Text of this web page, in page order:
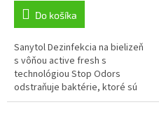
Do košíka
Sanytol Dezinfekcia na bielizeň
s vôňou active fresh s
technológiou Stop Odors
odstraňuje baktérie, ktoré sú
príčinou nepríjemného zápachu.